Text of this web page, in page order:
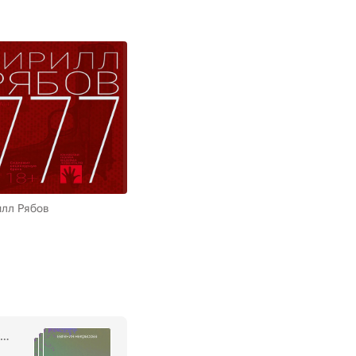
Рябов
,Артем Серебряков